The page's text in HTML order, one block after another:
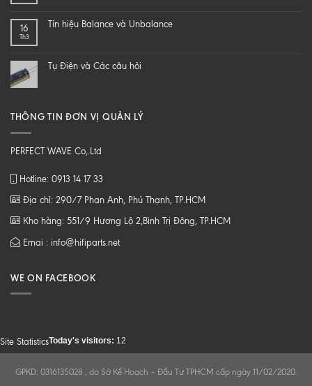
loa
Z
CHẤT
16
Th3
Tín hiệu Balance và Unbalance
Tụ Điện và Các câu hỏi
THÔNG TIN ĐƠN VỊ QUẢN LÝ
PERFECT WAVE Co,.Ltd
Hotline: 0913 14 17 33
Địa chỉ: 290/7 Phan Anh, Phú Thạnh, TP.HCM
Kho hàng: 551/9 Hương Lộ 2,Bình Trị Đông, TP.HCM
Emai : info@hifiparts.net
WE ON FACEBOOK
Site StatisticsToday's visitors: 12
GPKD: 0316135028 , do Sở Kế Hoạch – Đầu Tư TPHCM cấp ngày 11/02/2020.